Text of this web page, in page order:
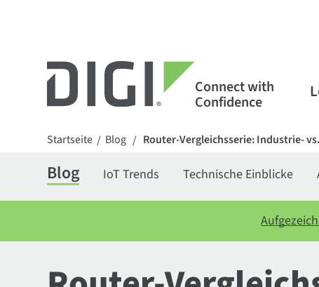
Connect with
Confidence
Startseite / Blog / Router-Vergleichsserie: Industrie-
Blog IoT Trends Technische Einblicke